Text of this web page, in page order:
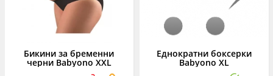
Бикини за бременни
черни Babyono XXL
Еднократни боксерки
Babyono XL